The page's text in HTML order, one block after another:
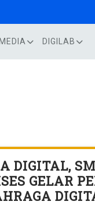
MEDIA DIGILAB
DIGITAL,
GELAR